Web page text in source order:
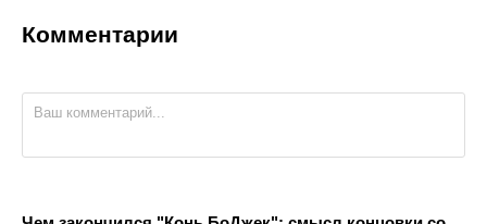
Комментарии